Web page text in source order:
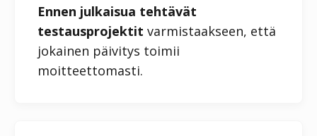
Ennen julkaisua tehtävät
testausprojektit varmistaakseen, että
jokainen päivitys toimii
moitteettomasti.